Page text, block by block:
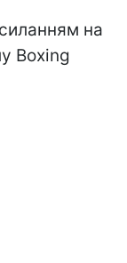
на
Boxing